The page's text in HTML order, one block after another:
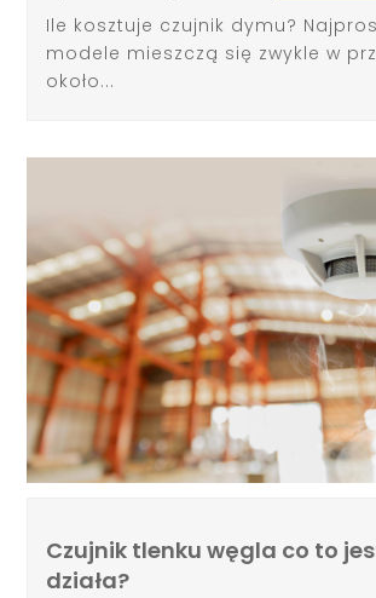
Ile kosztuje czujnik dymu?
modele mieszczą się zwykle w
około...
Czujnik tlenku węgla co to
działa?